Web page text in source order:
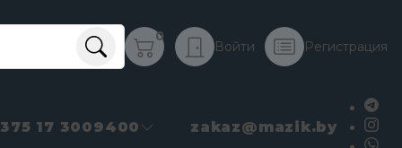
0
Войти Регистрация
17 3009400 zakaz@mazik.by